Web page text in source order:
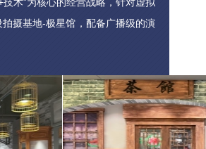
摄基地-极星馆，配备广播级的演
牌提供XR直播、虚拟数字形象、
容生产及运营服务。未来，天地在
路的数字化整体解决方案。